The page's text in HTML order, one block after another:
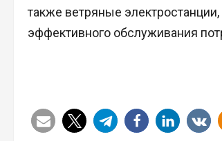
также ветряные
эффективного обслуживания